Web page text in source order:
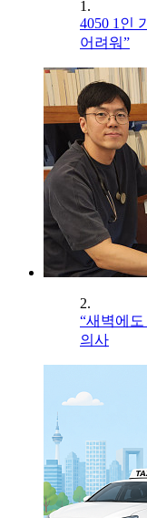
1.
4050 1인
어려워”
2.
“새벽에
의사